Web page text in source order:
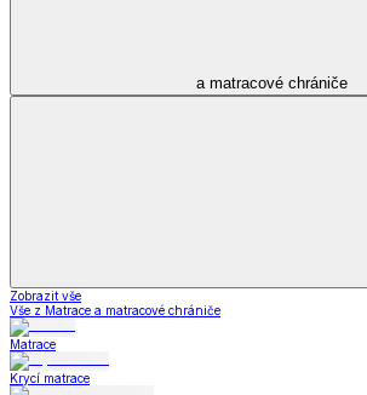
a matracové chrániče
Zobrazit vše
Vše z Matrace a matracové chrániče
Matrace
Krycí matrace